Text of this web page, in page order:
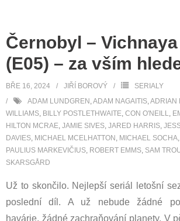
Černobyl –
(E05) – za vším
BŘE 16, 2024 JIŘÍ BOROVÝ
SERIALY
ADAM LUNDGREN ,ADAM NAGAITIS,ADRIAN
WILLIAMS, BILLY POSTLETHWAITE, CON O'NEILL,
HILTON MCRAE, JAMIE SIVES, JARED HARRIS,
DAVIES, MICHAEL MCELHATTON , MICHAEL SOCHA,
PAULIUS MARKEVIČIUS, ROBERT EMMS, SAM
SKARSGÅRD
Už to skončilo. Nejlepší seriál letošní
poslední díl. A už nebude žádné
havárie, žádné zachraňování planety. V